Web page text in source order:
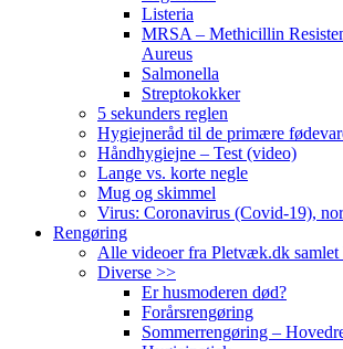
Listeria
MRSA – Methicillin
Aureus
Salmonella
Streptokokker
5 sekunders reglen
Hygiejneråd til de primære
Håndhygiejne – Test (video)
Lange vs. korte negle
Mug og skimmel
Virus: Coronavirus (Covid-19),
Rengøring
Alle videoer fra Pletvæk.dk samlet
Diverse >>
Er husmoderen død?
Forårsrengøring
Sommerrengøring –